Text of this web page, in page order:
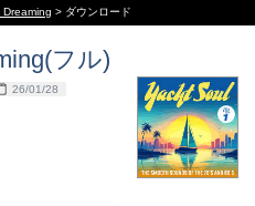
> ダウンロード
フル)
26/01/28